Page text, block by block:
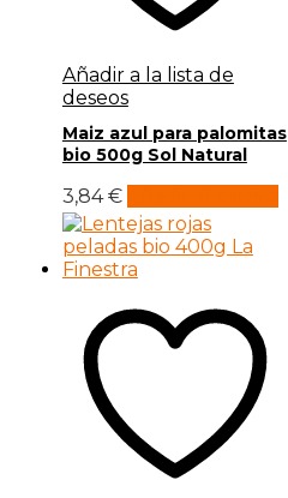
Añadir a la lista de
deseos
Maiz azul para palomitas
bio 500g Sol Natural
3,84€